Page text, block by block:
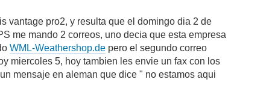
vantage pro2, y resulta que el domingo dia 2 de
me mando 2 correos, uno decia que esta empresa
WML-Weathershop.de pero el segundo correo
miercoles 5, hoy tambien les envie un fax con los
mensaje en aleman que dice " no estamos aqui